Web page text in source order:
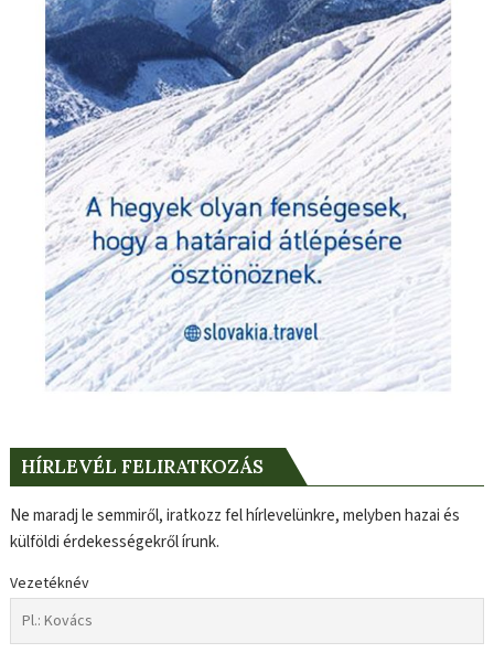
HÍRLEVÉL FELIRATKOZÁS
Ne maradj le semmiről, iratkozz fel hírlevelünkre, melyben hazai és
külföldi érdekességekről írunk.
Vezetéknév